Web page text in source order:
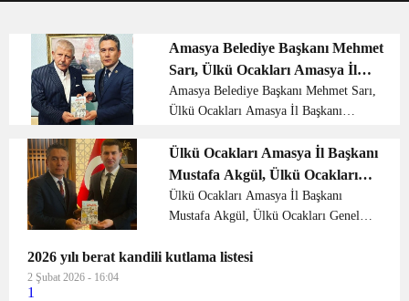
Amasya Belediye Başkanı Mehmet
Sarı, Ülkü Ocakları Amasya İl
Başkanı Mustafa Akgül ve
yönetimini makamında kabul etti.
Amasya Belediye Başkanı Mehmet Sarı,
Ülkü Ocakları Amasya İl Başkanı
makamında kabul etti. Ocak Başkanı
Akgül ve yönetimi Belediye Başkanı
Mehmet Sarı’ya Amasya Ülkü Ocakla...
Ülkü Ocakları Amasya İl Başkanı
Mustafa Akgül, Ülkü Ocakları
Genel Başkanı Ahmet Yiğit
Yıldırım’ı ziyaret etti.
Ülkü Ocakları Amasya İl Başkanı
Mustafa Akgül, Ülkü Ocakları Genel
araya geldi. Gündeme ve çalışmalara
2026 yılı berat kandili kutlama listesi
2 Şubat 2026 - 16:04
1